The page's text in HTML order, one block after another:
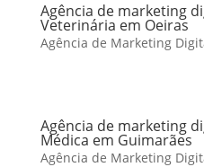
Agência de marketing
Veterinária em Oeiras
Agência de Marketing
Agência de marketing
Médica em Guimarães
Agência de Marketing